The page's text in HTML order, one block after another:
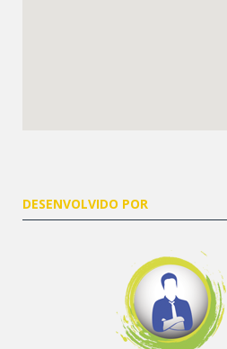
DESENVOLVIDO POR